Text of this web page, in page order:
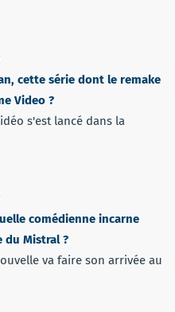
cette série dont le remake
Video ?
s'est lancé dans la
comédienne incarne
du Mistral ?
va faire son arrivée au